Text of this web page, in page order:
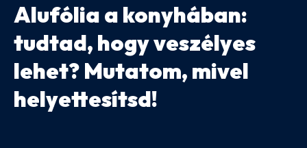
Alufólia a konyhában:
tudtad, hogy veszélyes
lehet? Mutatom, mivel
helyettesítsd!